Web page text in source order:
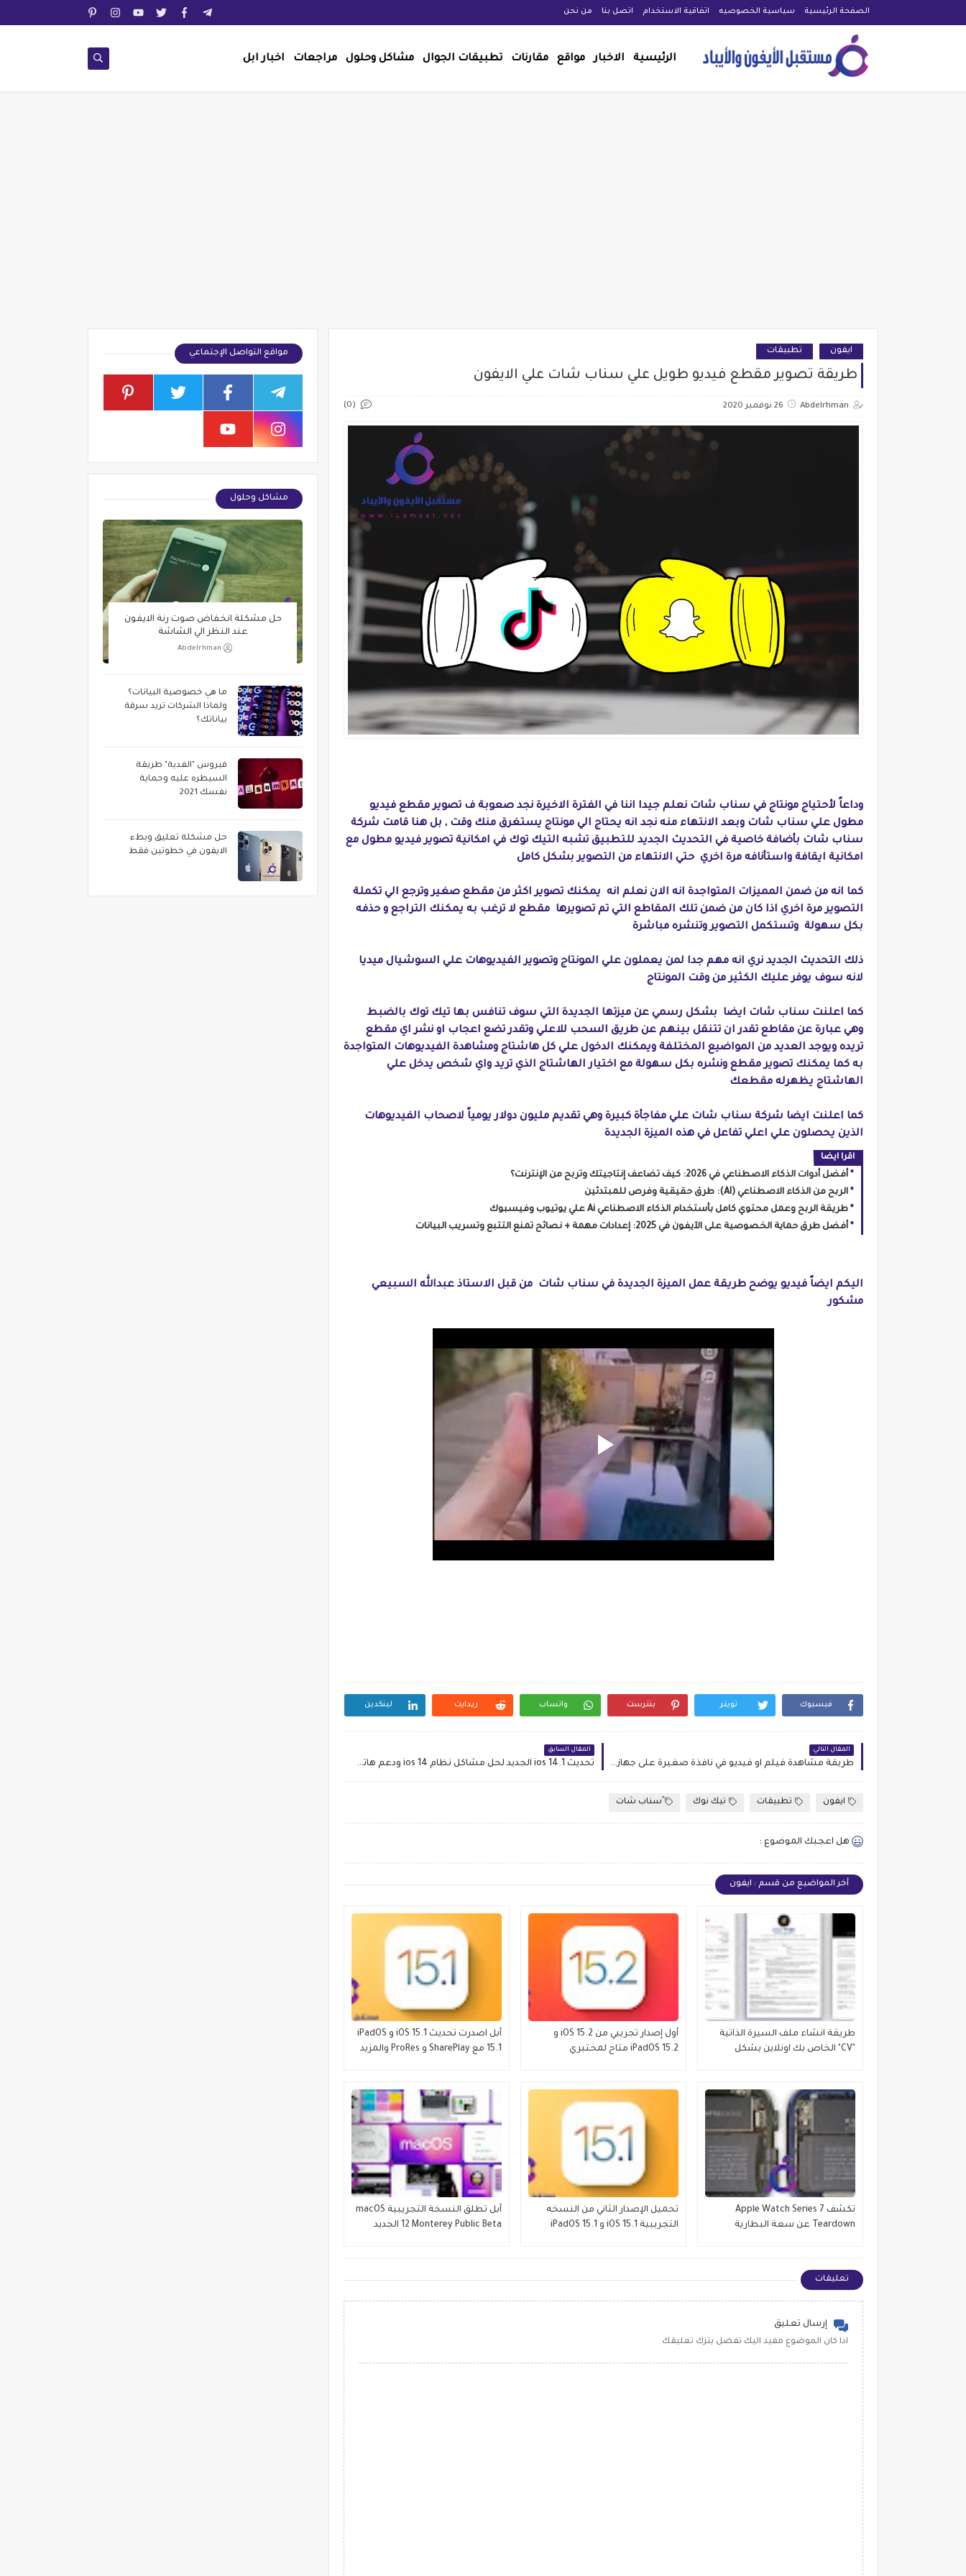
الصفحة الرئيسية سياسية الخصوصيه اتفاقية الاستخدام اتصل بنا من نحن
الرئيسية الاخبار مواقع مقارنات تطبيقات الجوال مشاكل وحلول مراجعات اخبار ابل
ايفون تطبيقات
طريقة تصوير مقطع فيديو طويل علي سناب شات علي الايفون
Abdelrhman 26 نوفمبر 2020 (0)
وداعاً لأحتياج مونتاج في سناب شات نعلم جيدا اننا في الفترة الاخيرة نجد صعوبة ف تصوير مقطع فيديو
مطول علي سناب شات وبعد الانتهاء منه نجد انه يحتاج الي مونتاج يستغرق منك وقت , بل هنا قامت شركة
سناب شات بأضافة خاصية في التحديث الجديد للتطبيق تشبه التيك توك في امكانية تصوير فيديو مطول مع
امكانية ايقافة واستأنافه مرة اخري حتي الانتهاء من التصوير بشكل كامل
كما انه من ضمن المميزات المتواجدة انه الان نعلم انه يمكنك تصوير اكثر من مقطع صغير وترجع الي تكملة
التصوير مرة اخري اذا كان من ضمن تلك المقاطع التي تم تصويرها مقطع لا ترغب به يمكنك التراجع و حذفه
بكل سهولة وتستكمل التصوير وتنشره مباشرة
ذلك التحديث الجديد نري انه مهم جدا لمن يعملون علي المونتاج وتصوير الفيديوهات علي السوشيال ميديا
لانه سوف يوفر عليك الكثير من وقت المونتاج
كما اعلنت سناب شات ايضا بشكل رسمي عن ميزتها الجديدة التي سوف تنافس بها تيك توك بالضبط
وهي عبارة عن مقاطع تقدر ان تتنقل بينهم عن طريق السحب للاعلي وتقدر تضع اعجاب او نشر اي مقطع
تريده ويوجد العديد من المواضيع المختلفة ويمكنك الدخول علي كل هاشتاج ومشاهدة الفيديوهات المتواجدة
به كما يمكنك تصوير مقطع ونشره بكل سهولة مع اختيار الهاشتاج الذي تريد واي شخص يدخل علي
الهاشتاج يظهرله مقطعك
كما اعلنت ايضا شركة سناب شات علي مفاجأة كبيرة وهي تقديم مليون دولار يومياً لاصحاب الفيديوهات
الذين يحصلون علي اعلي تفاعل في هذه الميزة الجديدة
اقرا ايضا
أفضل أدوات الذكاء الاصطناعي في 2026: كيف تضاعف إنتاجيتك وتربح من الإنترنت؟
الربح من الذكاء الاصطناعي (AI): طرق حقيقية وفرص للمبتدئين
طريقة الربح وعمل محتوي كامل بأستخدام الذكاء الاصطناعي Ai علي يوتيوب وفيسبوك
أفضل طرق حماية الخصوصية على الآيفون في 2025: إعدادات مهمة + نصائح تمنع التتبع وتسريب البيانات
اليكم ايضاً فيديو يوضح طريقة عمل الميزة الجديدة في سناب شات من قبل الاستاذ عبدالله السبيعي
مشكور
فيسبوك تويتر بنترست واتساب ريدايت لينكدين
المقال التالي
طريقة مشاهدة فيلم او فيديو في نافذة صغيرة على جهاز iPhone الخاص بك أثناء قيامك بأشياء أخرى
المقال السابق
تحديث ios 14.1 الجديد لحل مشاكل نظام ios 14 ودعم هاتف iphone 12
ايفون تطبيقات تيك نوك ٍسناب شات
هل اعجبك الموضوع :
أخر المواضيع من قسم : ايفون
طريقة انشاء ملف السيرة الذاتية
"CV" الخاص بك اونلاين بشكل
أول إصدار تجريبي من iOS 15.2 و
iPadOS 15.2 متاح لمختبري
أبل اصدرت تحديث iOS 15.1 و iPadOS
15.1 مع SharePlay و ProRes والمزيد
تكشف Apple Watch Series 7
Teardown عن سعة البطارية
تحميل الإصدار الثاني من النسخه
التجريبية iOS 15.1 و iPadOS 15.1
آبل تطلق النسخة التجريبية macOS
12 Monterey Public Beta الجديد
تعليقات
إرسال تعليق
اذا كان الموضوع مفيد اليك تفضل بترك تعليقك
مواقع التواصل الإجتماعي
مشاكل وحلول
حل مشكلة انخفاض صوت رنة الايفون
عند النظر الي الشاشة
Abdelrhman
ما هي خصوصية البيانات؟
ولماذا الشركات تريد سرقة
بياناتك؟
فيروس "الفدية" طريقة
السيطره عليه وحماية
نفسك 2021
حل مشكلة تعليق وبطء
الايفون في خطوتين فقط